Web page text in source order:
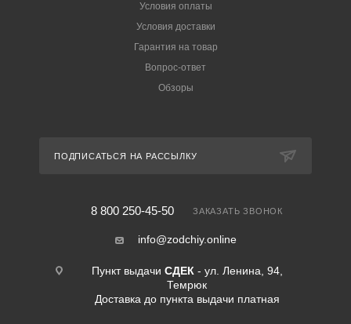
Условия оплаты
Условия доставки
Гарантия на товар
Вопрос-ответ
Обзоры
ПОДПИСАТЬСЯ НА РАССЫЛКУ
8 800 250-45-50 ЗАКАЗАТЬ ЗВОНОК
info@zodchiy.online
Пункт выдачи СДЕК - ул. Ленина, 94,
Темрюк
Доставка до пункта выдачи платная